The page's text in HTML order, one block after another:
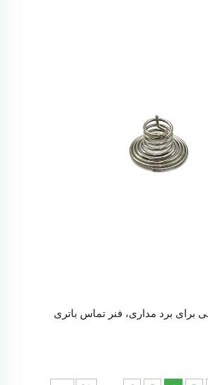
برای برد مداری، فنر تماس باتری